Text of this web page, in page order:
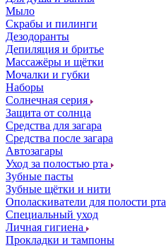
Мыло
Скрабы и пилинги
Дезодоранты
Депиляция и бритье
Массажёры и щётки
Мочалки и губки
Наборы
Солнечная серия
Защита от солнца
Средства для загара
Средства после загара
Автозагары
Уход за полостью рта
Зубные пасты
Зубные щётки и нити
Ополаскиватели для полости рта
Специальный уход
Личная гигиена
Прокладки и тампоны